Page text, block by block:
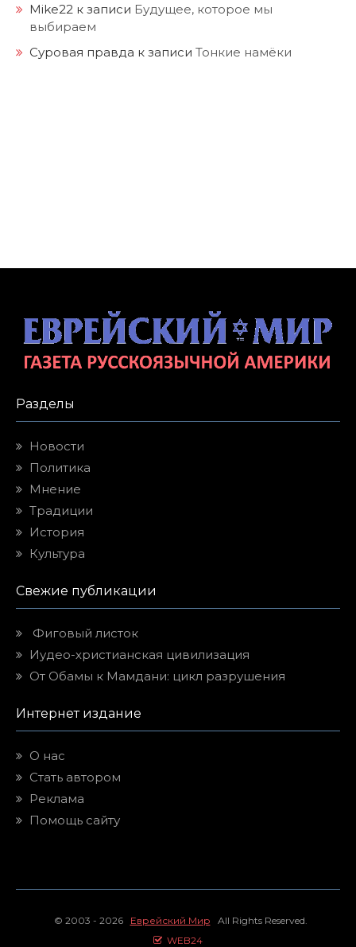
Mike22 к записи Будущее, которое мы
выбираем
Суровая правда к записи Тонкие намёки
Разделы
Новости
Политика
Мнение
Традиции
История
Культура
Свежие публикации
Фиговый листок
Иудео-христианская цивилизация
От Обамы к Мамдани: цикл разрушения
Интернет издание
О нас
Стать автором
Реклама
Помощь сайту
© 2003 - 2026 Еврейский Мир All Rights Reserved.
WEB24